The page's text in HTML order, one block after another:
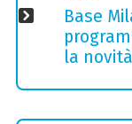
Base
la